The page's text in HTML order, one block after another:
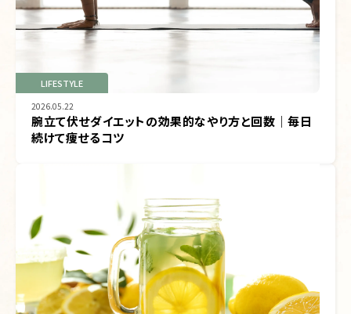
LIFESTYLE
2026.05.22
腕立て伏せダイエットの効果的なやり方と回数｜毎日
続けて痩せるコツ